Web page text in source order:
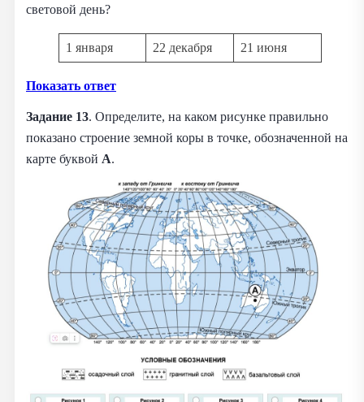
световой день?
1 января 22 декабря 21 июня
Показать ответ
Задание 13. Определите, на каком рисунке правильно
показано строение земной коры в точке, обозначенной на
карте буквой А.